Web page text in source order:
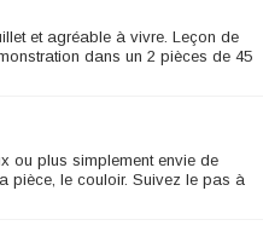
et agréable à vivre. Leçon de
dans un 2 pièces de 45
ou plus simplement envie de
pièce, le couloir. Suivez le pas à